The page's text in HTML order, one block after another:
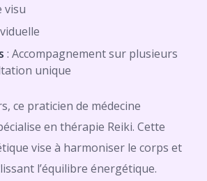
visu
: Accompagnement sur plusieurs
unique
ce praticien de médecine
en thérapie Reiki. Cette
vise à harmoniser le corps et
l’équilibre énergétique.